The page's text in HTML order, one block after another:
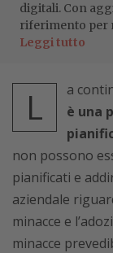
digitali. Con
riferimento per
Leggi tutto
L
a
è una
non possono
pianificati e
aziendale
minacce e
minacce